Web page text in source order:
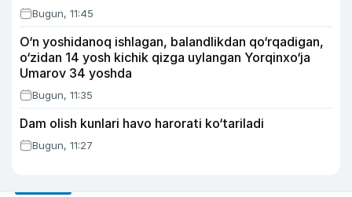
Bugun, 11:45
O‘n yoshidanoq ishlagan, balandlikdan qo‘rqadigan,
o‘zidan 14 yosh kichik qizga uylangan Yorqinxo‘ja
Umarov 34 yoshda
Bugun, 11:35
Dam olish kunlari havo harorati ko‘tariladi
Bugun, 11:27